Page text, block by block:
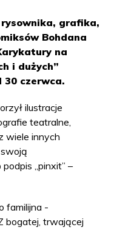
grafika,
Bohdana
na
i dużych”
30 czerwca.
ilustracje
teatralne,
wiele innych
„pinxit” –
familijna -
bogatej, trwającej